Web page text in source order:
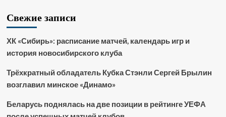
Свежие записи
ХК «Сибирь»: расписание матчей, календарь игр и
история новосибирского клуба
Трёхкратный обладатель Кубка Стэнли Сергей Брылин
возглавил минское «Динамо»
Беларусь поднялась на две позиции в рейтинге УЕФА